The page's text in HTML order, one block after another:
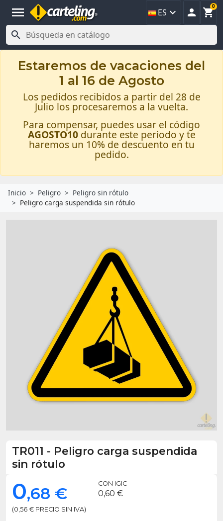
menu ES   
0

Estaremos de vacaciones del
1 al 16 de Agosto
Los pedidos recibidos a partir del 28 de
Julio los procesaremos a la vuelta.
Para compensar, puedes usar el código
AGOSTO10 durante este periodo y te
haremos un 10% de descuento en tu
pedido.
Inicio Peligro
Peligro sin rótulo
Peligro carga suspendida sin rótulo
TR011 - Peligro carga suspendida
sin rótulo
0,68 €
(0,56 € PRECIO SIN IVA)
CON IGIC
0,60 €